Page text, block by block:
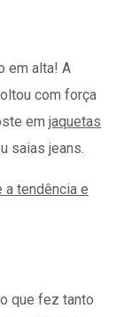
em alta! A
com força
em jaquetas
saias jeans.
a tendência e
que fez tanto